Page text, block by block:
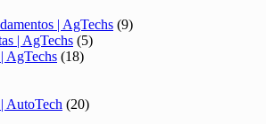
| AgTechs (9)
| AgTechs (5)
AgTechs (18)
AutoTech (20)